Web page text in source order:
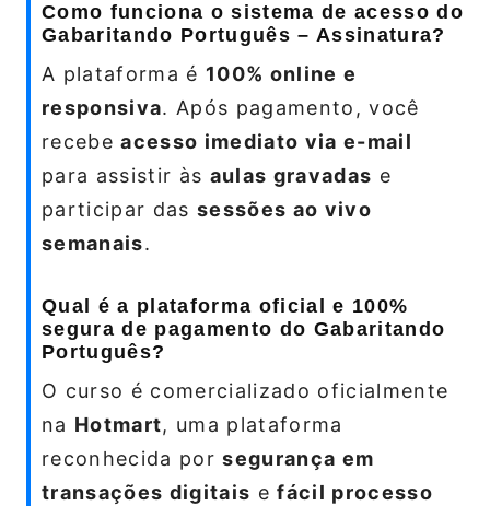
Como funciona o sistema de acesso do
Gabaritando Português – Assinatura?
A plataforma é 100% online e
responsiva. Após pagamento, você
recebeacesso imediato via e-mail
para assistir às aulas gravadas e
participar das sessões ao vivo
semanais.
Qual é a plataforma oficial e 100%
segura de pagamento do Gabaritando
Português?
O curso é comercializado oficialmente
na Hotmart, uma plataforma
reconhecida porsegurança em
transações digitais efácil processo